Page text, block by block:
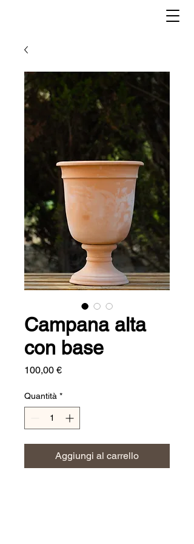
Campana alta
con base
100,00 €Prezzo
Quantità *
Aggiungi al carrello